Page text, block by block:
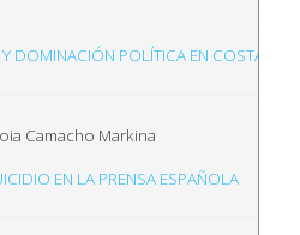
Y DOMINACIÓN POLÍTICA EN COSTA
Camacho Markina
EN LA PRENSA ESPAÑOLA